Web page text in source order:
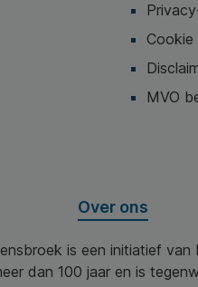
Cookie
MVO
Over ons
is een initiatief
dan 100 jaar en is